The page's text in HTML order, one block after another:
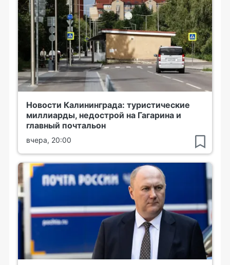
Новости Калининграда: туристические
миллиарды, недострой на Гагарина и
главный почтальон
вчера, 20:00